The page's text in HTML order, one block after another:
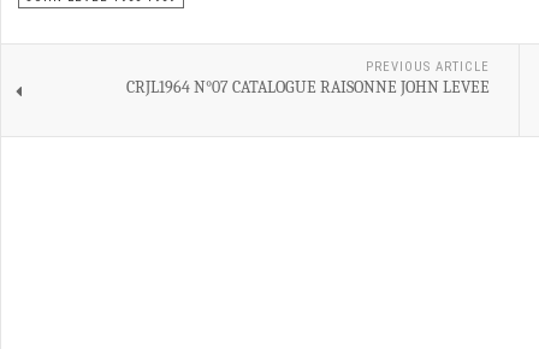
PREVIOUS ARTICLE
CRJL1964 N°07 CATALOGUE RAISONNE JOHN LEVEE